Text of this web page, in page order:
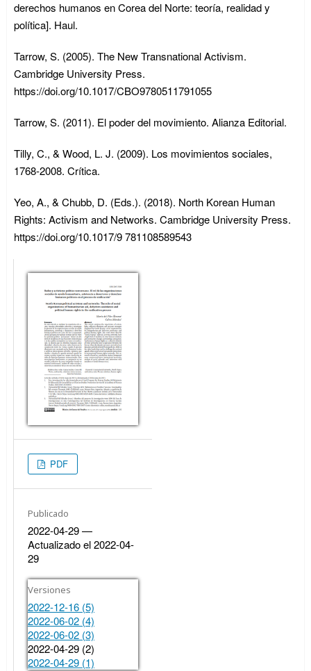
derechos humanos en Corea del Norte: teoría, realidad y
política]. Haul.
Tarrow, S. (2005). The New Transnational Activism.
Cambridge University Press.
https://doi.org/10.1017/CBO9780511791055
Tarrow, S. (2011). El poder del movimiento. Alianza Editorial.
Tilly, C., & Wood, L. J. (2009). Los movimientos sociales,
1768-2008. Crítica.
Yeo, A., & Chubb, D. (Eds.). (2018). North Korean Human
Rights: Activism and Networks. Cambridge University Press.
https://doi.org/10.1017/9 781108589543
PDF
Publicado
2022-04-29 —
Actualizado el 2022-04-
29
Versiones
2022-12-16 (5)
2022-06-02 (4)
2022-06-02 (3)
2022-04-29 (2)
2022-04-29 (1)